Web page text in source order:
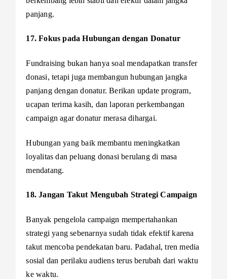
panjang.
17. Fokus pada Hubungan dengan Donatur
Fundraising bukan hanya soal mendapatkan transfer
donasi, tetapi juga membangun hubungan jangka
panjang dengan donatur. Berikan update program,
ucapan terima kasih, dan laporan perkembangan
campaign agar donatur merasa dihargai.
Hubungan yang baik membantu meningkatkan
loyalitas dan peluang donasi berulang di masa
mendatang.
18. Jangan Takut Mengubah Strategi Campaign
Banyak pengelola campaign mempertahankan
strategi yang sebenarnya sudah tidak efektif karena
takut mencoba pendekatan baru. Padahal, tren media
sosial dan perilaku audiens terus berubah dari waktu
ke waktu.